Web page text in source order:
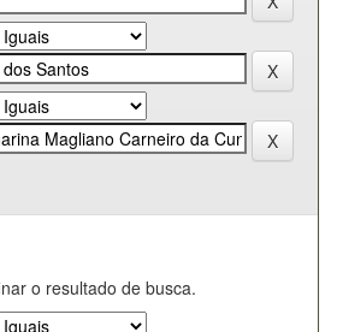
o resultado de busca.